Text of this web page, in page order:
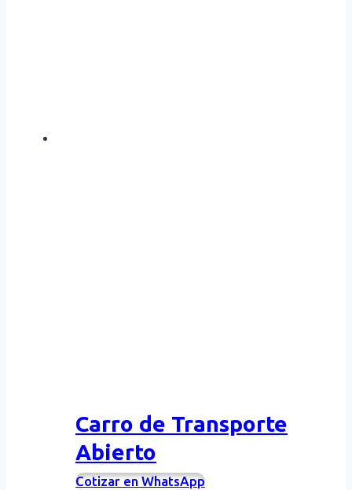
Carro de Transporte
Abierto
Cotizar en WhatsApp